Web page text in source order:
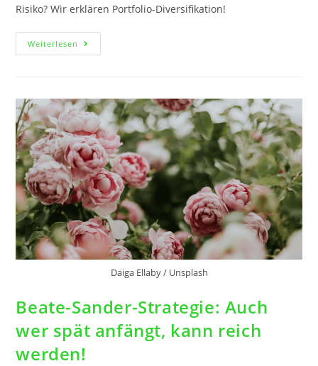
Risiko? Wir erklären Portfolio-Diversifikation!
Weiterlesen
Daiga Ellaby / Unsplash
Beate-Sander-Strategie: Auch
wer spät anfängt, kann reich
werden!